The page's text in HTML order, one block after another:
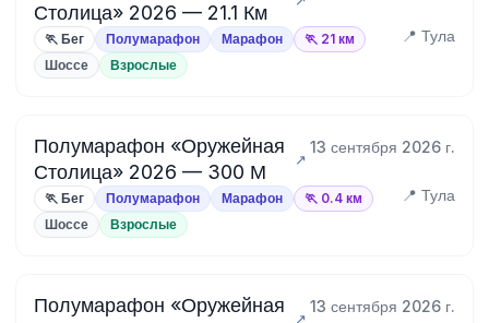
Столица» 2026 — 21.1 Км
🏃 Бег Полумарафон Марафон 🏃 21 км 📍 Тула
Шоссе Взрослые
Полумарафон «Оружейная
Столица» 2026 — 300 М
13 сентября 2026 г.
🏃 Бег Полумарафон Марафон 🏃 0.4 км 📍 Тула
Шоссе Взрослые
Полумарафон «Оружейная
13 сентября 2026 г.